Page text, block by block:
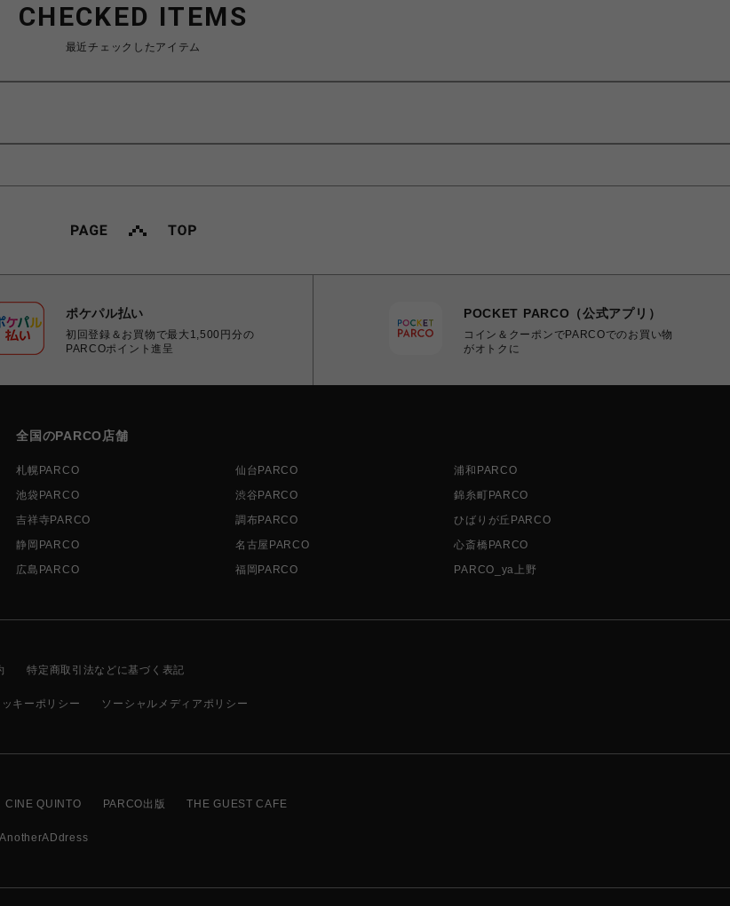
CHECKED ITEMS
最近チェックしたアイテム
ポケパル払い
初回登録＆お買物で最大1,500円分の
PARCOポイント進呈
POCKET PARCO（公式アプリ）
コイン＆クーポンでPARCOでのお買い物
がオトクに
全国のPARCO店舗
札幌PARCO 仙台PARCO
浦和PARCO
池袋PARCO
渋谷PARCO
錦糸町PARCO
吉祥寺PARCO
調布PARCO
ひばりが丘PARCO
静岡PARCO
名古屋PARCO
心斎橋PARCO
広島PARCO
福岡PARCO PARCO_ya上野
特定商取引法などに基づく表記
ッキーポリシー ソーシャルメディアポリシー
CINE QUINTO PARCO出版 THE GUEST CAFE
AnotherADdress